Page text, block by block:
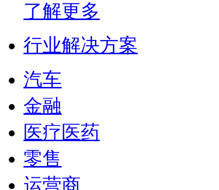
了解更多
行业解决方案
汽车
金融
医疗医药
零售
运营商